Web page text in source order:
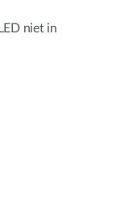
niet in